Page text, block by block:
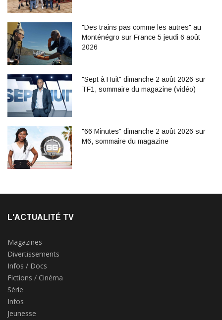
"Des trains pas comme les autres" au
Monténégro sur France 5 jeudi 6 août
2026
"Sept à Huit" dimanche 2 août 2026 sur
TF1, sommaire du magazine (vidéo)
"66 Minutes" dimanche 2 août 2026 sur
M6, sommaire du magazine
L'ACTUALITÉ TV
Magazines
Divertissements
Infos / Docs
Fictions / Cinéma
Série
Infos
Jeunesse